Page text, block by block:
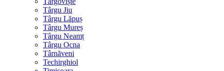
Târgu Jiu
Târgu Lăpuș
Târgu Mureș
Târgu Neamț
Târgu Ocna
Târnăveni
Techirghiol